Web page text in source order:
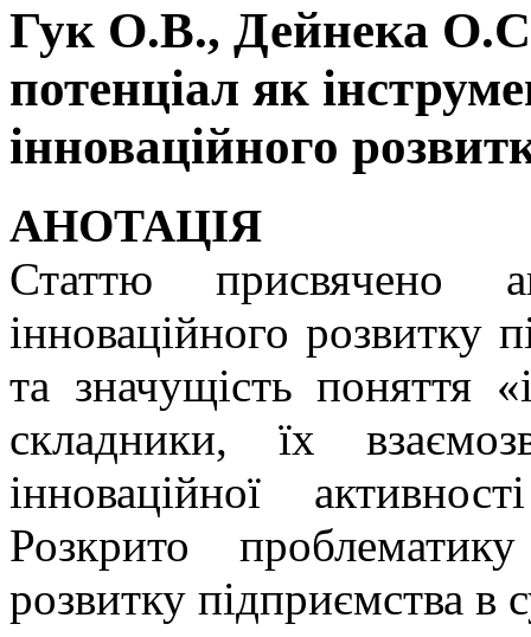
Гук О.В., Дейнека
потенціал як
інноваційного
АНОТАЦІЯ
Статтю присвячено
інноваційного розвитку
та значущість поняття
складники, їх
інноваційної
Розкрито
розвитку підприємства в